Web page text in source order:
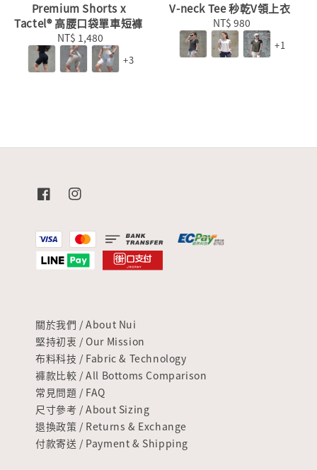
Premium Shorts x
Tactel® 高腰口袋單車短褲
Regular
price
NT$ 1,480
+3
V-neck Tee 秒乾V領上衣
Regular
price
NT$ 980
+1
關於我們 / About Nui
堅持初衷 / Our Mission
布料科技 / Fabric & Technology
褲款比較 / All Bottoms Comparison
常見問題 / FAQ
尺寸參考 / About Sizing
退換政策 / Returns & Exchange
付款寄送 / Payment & Shipping